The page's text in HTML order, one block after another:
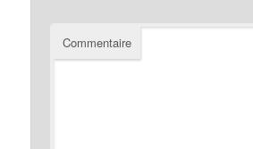
Commentaire